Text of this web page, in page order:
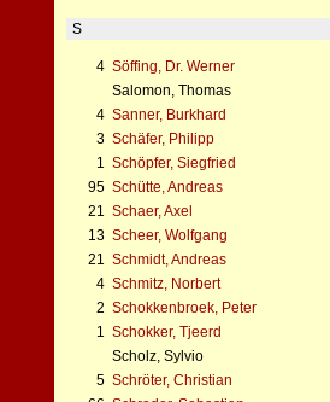
S
4 Söffing, Dr. Werner
Salomon, Thomas
4 Sanner, Burkhard
3 Schäfer, Philipp
1 Schöpfer, Siegfried
95 Schütte, Andreas
21 Schaer, Axel
13 Scheer, Wolfgang
21 Schmidt, Andreas
4 Schmitz, Norbert
2 Schokkenbroek, Peter
1 Schokker, Tjeerd
Scholz, Sylvio
5 Schröter, Christian